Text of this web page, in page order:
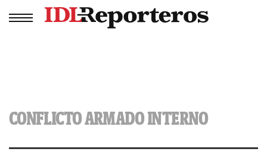
CONFLICTO ARMADO INTERNO